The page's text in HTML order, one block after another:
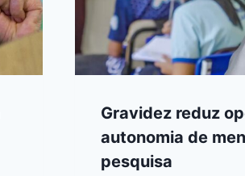
Gravidez reduz
autonomia de
pesquisa